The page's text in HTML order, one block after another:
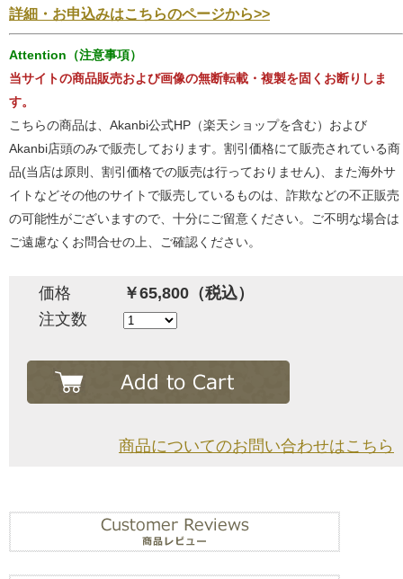
詳細・お申込みはこちらのページから>>
Attention（注意事項）
当サイトの商品販売および画像の無断転載・複製を固くお断りしま
す。
こちらの商品は、Akanbi公式HP（楽天ショップを含む）および
Akanbi店頭のみで販売しております。割引価格にて販売されている商
品(当店は原則、割引価格での販売は行っておりません)、また海外サ
イトなどその他のサイトで販売しているものは、詐欺などの不正販売
の可能性がございますので、十分にご留意ください。ご不明な場合は
ご遠慮なくお問合せの上、ご確認ください。
価格
￥65,800（税込）
注文数
商品についてのお問い合わせはこちら